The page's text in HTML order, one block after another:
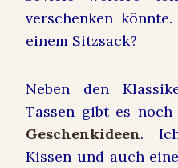
verschenken
einem Sitzsack?
Neben den
Tassen gibt es noch
Geschenkideen.
Kissen und auch